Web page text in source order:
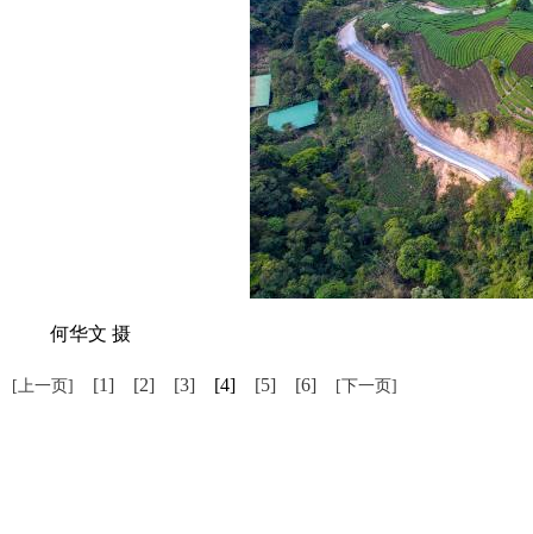
何华文 摄
[上一页] [1] [2] [3] [4] [5] [6] [下一页]